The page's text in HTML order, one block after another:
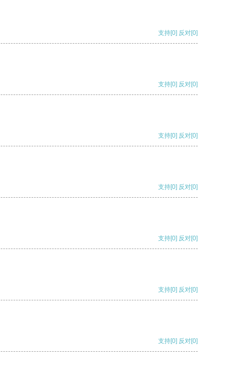
支持[0] 反对[0]
支持[0] 反对[0]
支持[0] 反对[0]
支持[0] 反对[0]
支持[0] 反对[0]
支持[0] 反对[0]
支持[0] 反对[0]